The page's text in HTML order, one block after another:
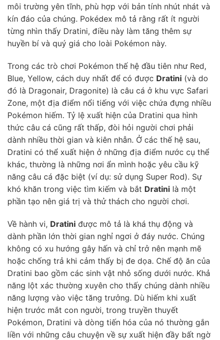
môi trường yên tĩnh, phù hợp với bản tính nhút nhát và
kín đáo của chúng. Pokédex mô tả rằng rất ít người
từng nhìn thấy Dratini, điều này làm tăng thêm sự
huyền bí và quý giá cho loài Pokémon này.
Trong các trò chơi Pokémon thế hệ đầu tiên như Red,
Blue, Yellow, cách duy nhất để có được Dratini (và do
đó là Dragonair, Dragonite) là câu cá ở khu vực Safari
Zone, một địa điểm nổi tiếng với việc chứa đựng nhiều
Pokémon hiếm. Tỷ lệ xuất hiện của Dratini qua hình
thức câu cá cũng rất thấp, đòi hỏi người chơi phải
dành nhiều thời gian và kiên nhẫn. Ở các thế hệ sau,
Dratini có thể xuất hiện ở những địa điểm nước cụ thể
khác, thường là những nơi ẩn mình hoặc yêu cầu kỹ
năng câu cá đặc biệt (ví dụ: sử dụng Super Rod). Sự
khó khăn trong việc tìm kiếm và bắt Dratini là một
phần tạo nên giá trị và thử thách cho người chơi.
Về hành vi, Dratini được mô tả là khá thụ động và
dành phần lớn thời gian nghỉ ngơi ở đáy nước. Chúng
không có xu hướng gây hấn và chỉ trở nên mạnh mẽ
hoặc chống trả khi cảm thấy bị đe dọa. Chế độ ăn của
Dratini bao gồm các sinh vật nhỏ sống dưới nước. Khả
năng lột xác thường xuyên cho thấy chúng dành nhiều
năng lượng vào việc tăng trưởng. Dù hiếm khi xuất
hiện trước mắt con người, trong truyền thuyết
Pokémon, Dratini và dòng tiến hóa của nó thường gắn
liền với những câu chuyện về sự xuất hiện đầy bất ngờ